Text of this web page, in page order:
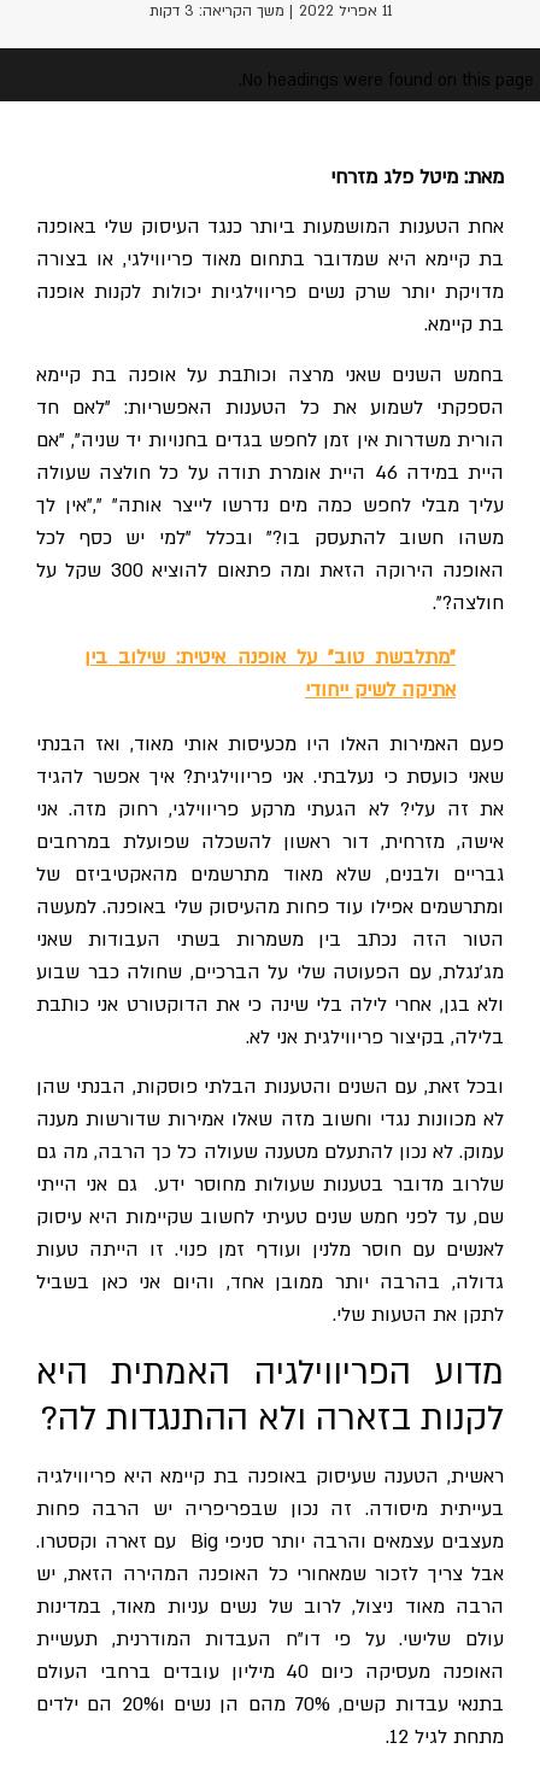
| משך הקריאה: 3 דקות
No headings were found on this
מאת: מיטל פלג מזרחי
אחת הטענות המושמעות ביותר כנגד העיסוק שלי באופנה
בת קיימא היא שמדובר בתחום מאוד פריווילגי, או בצורה
מדויקת יותר שרק נשים פריווילגיות יכולות לקנות אופנה
בת קיימא.
בחמש השנים שאני מרצה וכותבת על אופנה בת קיימא
הספקתי לשמוע את כל הטענות האפשריות: "לאם חד
הורית משדרות אין זמן לחפש בגדים בחנויות יד שניה", "אם
היית במידה 46 היית אומרת תודה על כל חולצה שעולה
עליך מבלי לחפש כמה מים נדרשו לייצר אותה" ","אין לך
משהו חשוב להתעסק בו?" ובכלל "למי יש כסף לכל
האופנה הירוקה הזאת ומה פתאום להוציא 300 שקל על
חולצה?".
"מתלבשת טוב" על אופנה איטית: שילוב בין
אתיקה לשיק ייחודי
פעם האמירות האלו היו מכעיסות אותי מאוד, ואז הבנתי
שאני כועסת כי נעלבתי. אני פריווילגית? איך אפשר להגיד
את זה עלי? לא הגעתי מרקע פריווילגי, רחוק מזה. אני
אישה, מזרחית, דור ראשון להשכלה שפועלת במרחבים
גבריים ולבנים, שלא מאוד מתרשמים מהאקטיביזם של
ומתרשמים אפילו עוד פחות מהעיסוק שלי באופנה. למעשה
הטור הזה נכתב בין משמרות בשתי העבודות שאני
מג'נגלת, עם הפעוטה שלי על הברכיים, שחולה כבר שבוע
ולא בגן, אחרי לילה בלי שינה כי את הדוקטורט אני כותבת
בלילה, בקיצור פריווילגית אני לא.
ובכל זאת, עם השנים והטענות הבלתי פוסקות, הבנתי שהן
לא מכוונות נגדי וחשוב מזה שאלו אמירות שדורשות מענה
עמוק. לא נכון להתעלם מטענה שעולה כל כך הרבה, מה גם
שלרוב מדובר בטענות שעולות מחוסר ידע. גם אני הייתי
שם, עד לפני חמש שנים טעיתי לחשוב שקיימות היא עיסוק
לאנשים עם חוסר מלנין ועודף זמן פנוי. זו הייתה טעות
גדולה, בהרבה יותר ממובן אחד, והיום אני כאן בשביל
לתקן את הטעות שלי.
מדוע הפריווילגיה האמתית היא
לקנות בזארה ולא ההתנגדות לה?
ראשית, הטענה שעיסוק באופנה בת קיימא היא פריווילגיה
בעייתית מיסודה. זה נכון שבפריפריה יש הרבה פחות
מעצבים עצמאים והרבה יותר סניפי Big עם זארה וקסטרו.
אבל צריך לזכור שמאחורי כל האופנה המהירה הזאת, יש
הרבה מאוד ניצול, לרוב של נשים עניות מאוד, במדינות
עולם שלישי. על פי דו"ח העבדות המודרנית, תעשיית
האופנה מעסיקה כיום 40 מיליון עובדים ברחבי העולם
בתנאי עבדות קשים, 70% מהם הן נשים ו20% הם ילדים
מתחת לגיל 12.